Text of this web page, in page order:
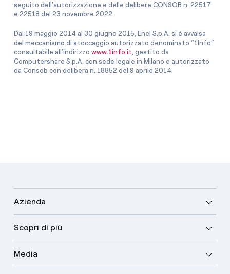
seguito dell'autorizzazione e delle delibere CONSOB n. 22517
e 22518 del 23 novembre 2022.
Dal 19 maggio 2014 al 30 giugno 2015, Enel S.p.A. si è avvalsa
del meccanismo di stoccaggio autorizzato denominato “1Info”
consultabile all’indirizzo www.1info.it , gestito da
Computershare S.p.A. con sede legale in Milano e autorizzato
da Consob con delibera n. 18852 del 9 aprile 2014.
Azienda
Scopri di più
Media